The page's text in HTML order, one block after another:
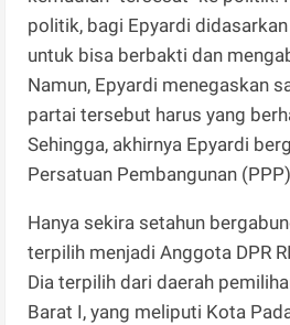
politik, bagi Epyardi
untuk bisa berbakti dan
Namun, Epyardi menegaskan
partai tersebut harus yang
Sehingga, akhirnya Epyardi
Persatuan Pembangunan
Hanya sekira setahun
terpilih menjadi Anggota DPR
Dia terpilih dari daerah
Barat I, yang meliputi Kota